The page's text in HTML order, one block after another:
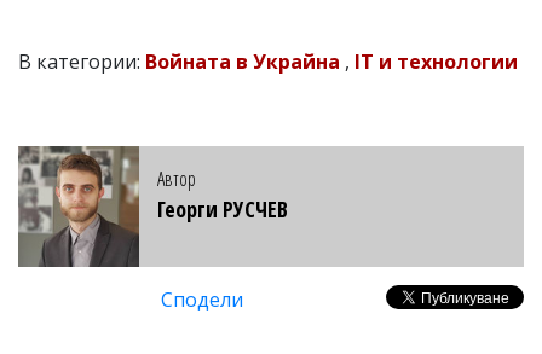
В категории: Войната в Украйна , IT и технологии
Автор
Георги РУСЧЕВ
Сподели